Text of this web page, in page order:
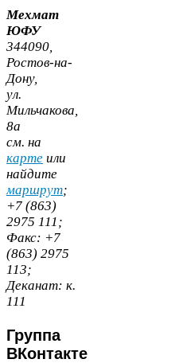
Мехмат
ЮФУ
344090,
Ростов-​на-​
Дону,
ул.
Мильчакова,
8а
cм. на
карте или
найдите
маршрут;
+7 (863)
2975 111;
Факс: +7
(863) 2975
113;
Деканат: к.
111
Группа
ВКонтакте